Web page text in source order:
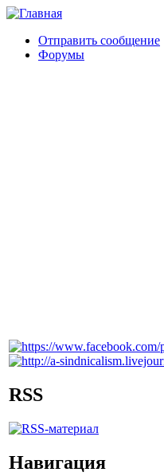
Отправить сообщение
Форумы
RSS
Навигация